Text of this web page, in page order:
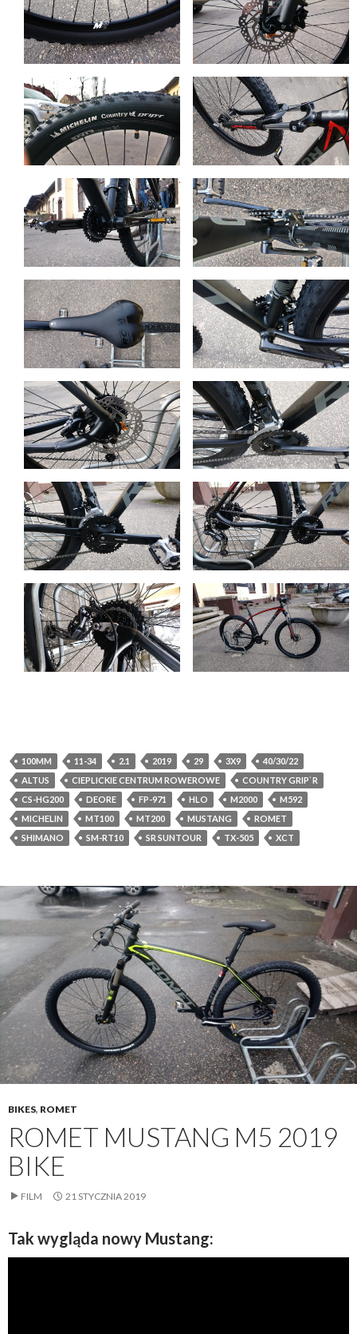
100MM 11-34 2.1 2019 29 3X9
40/30/22
ALTUS
CIEPLICKIE CENTRUM ROWEROWE
COUNTRY GRIP`R
CS-HG200
DEORE FP-971 HLO M2000
M592
MICHELIN
MT100 MT200 MUSTANG
ROMET
SHIMANO
SM-RT10 SR SUNTOUR TX-505 XCT
BIKES, ROMET
ROMET MUSTANG M5 2019
BIKE
FILM 21 STYCZNIA 2019
Tak wygląda nowy Mustang: